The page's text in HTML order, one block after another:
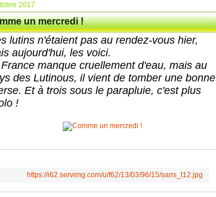
2017
un mercredi !
lutins n'étaient pas au rendez-vous hier,
aujourd'hui, les voici.
manque cruellement d'eau, mais au
des Lutinous, il vient de tomber une bonne
Et à trois sous le parapluie, c'est plus
!
https://i62.servimg.com/u/f62/13/03/96/15/sans_t12.jpg